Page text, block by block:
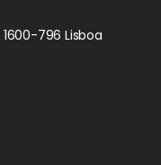
1600-796 Lisboa